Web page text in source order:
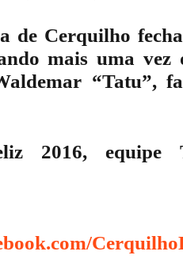
de Cerquilho
mais uma vez
“Tatu”,
2016, equipe